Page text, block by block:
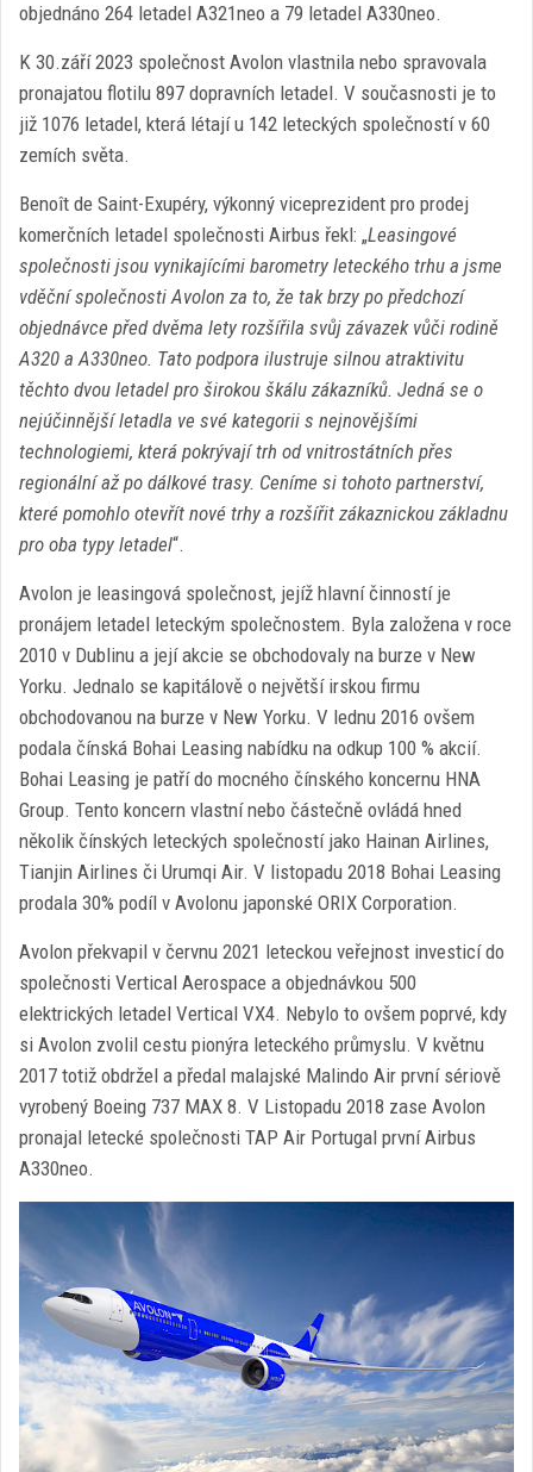
objednáno 264 letadel A321neo a 79 letadel A330neo.
K 30.září 2023 společnost Avolon vlastnila nebo spravovala
pronajatou flotilu 897 dopravních letadel. V současnosti je to
již 1076 letadel, která létají u 142 leteckých společností v 60
zemích světa.
Benoît de Saint-Exupéry, výkonný viceprezident pro prodej
komerčních letadel společnosti Airbus řekl: „Leasingové
společnosti jsou vynikajícími barometry leteckého trhu a jsme
vděční společnosti Avolon za to, že tak brzy po předchozí
objednávce před dvěma lety rozšířila svůj závazek vůči rodině
A320 a A330neo. Tato podpora ilustruje silnou atraktivitu
těchto dvou letadel pro širokou škálu zákazníků. Jedná se o
nejúčinnější letadla ve své kategorii s nejnovějšími
technologiemi, která pokrývají trh od vnitrostátních přes
regionální až po dálkové trasy. Ceníme si tohoto partnerství,
které pomohlo otevřít nové trhy a rozšířit zákaznickou základnu
pro oba typy letadel“.
Avolon je leasingová společnost, jejíž hlavní činností je
pronájem letadel leteckým společnostem. Byla založena v roce
2010 v Dublinu a její akcie se obchodovaly na burze v New
Yorku. Jednalo se kapitálově o největší irskou firmu
obchodovanou na burze v New Yorku. V lednu 2016 ovšem
podala čínská Bohai Leasing nabídku na odkup 100 % akcií.
Bohai Leasing je patří do mocného čínského koncernu HNA
Group. Tento koncern vlastní nebo částečně ovládá hned
několik čínských leteckých společností jako Hainan Airlines,
Tianjin Airlines či Urumqi Air. V listopadu 2018 Bohai Leasing
prodala 30% podíl v Avolonu japonské ORIX Corporation.
Avolon překvapil v červnu 2021 leteckou veřejnost investicí do
společnosti Vertical Aerospace a objednávkou 500
elektrických letadel Vertical VX4. Nebylo to ovšem poprvé, kdy
si Avolon zvolil cestu pionýra leteckého průmyslu. V květnu
2017 totiž obdržel a předal malajské Malindo Air první sériově
vyrobený Boeing 737 MAX 8. V Listopadu 2018 zase Avolon
pronajal letecké společnosti TAP Air Portugal první Airbus
A330neo.